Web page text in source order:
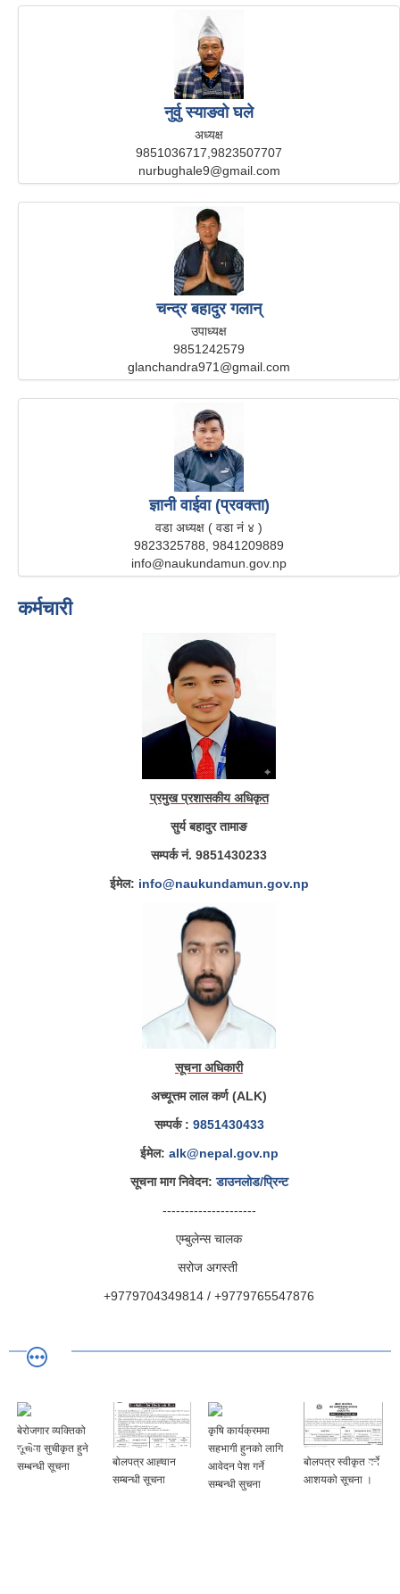
नुर्वु स्याङवो घले
अध्यक्ष
9851036717,9823507707
nurbughale9@gmail.com
चन्द्र बहादुर गलान्
उपाध्यक्ष
9851242579
glanchandra971@gmail.com
ज्ञानी वाईवा (प्रवक्ता)
वडा अध्यक्ष ( वडा नं ४ )
9823325788, 9841209889
info@naukundamun.gov.np
कर्मचारी
प्रमुख प्रशासकीय अधिकृत
सुर्य बहादुर तामाङ
सम्पर्क नं. 9851430233
ईमेल: info@naukundamun.gov.np
सूचना अधिकारी
अच्यूत्तम लाल कर्ण (ALK)
सम्पर्क : 9851430433
ईमेल: alk@nepal.gov.np
सूचना माग निवेदन:डाउनलोड/प्रिन्ट
---------------------
एम्बुलेन्स चालक
सरोज अगस्ती
+9779704349814 / +9779765547876
बेरोजगार व्यक्तिको
सूचीमा सुचीकृत हुने
सम्बन्धी सूचना
बोलपत्र आह्‍वान
सम्बन्धी सूचना
कृषि कार्यक्रममा
सहभागी हुनको लागि
आवेदन पेश गर्ने
सम्बन्धी सुचना
बोलपत्र स्वीकृत गर्ने
आशयको सूचना ।